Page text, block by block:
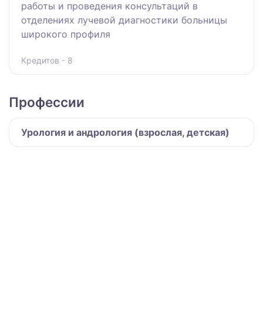
работы и проведения консультаций в
отделениях лучевой диагностики больницы
широкого профиля
Кредитов - 8
Профессии
Урология и андрология (взрослая, детская)